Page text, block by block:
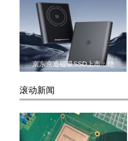
京东京造磁吸SSD上市：绝
滚动新闻